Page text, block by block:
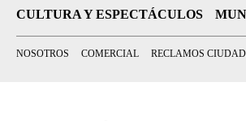
CULTURA Y ESPECTÁCULOS
NOSOTROS COMERCIAL RECLAMOS